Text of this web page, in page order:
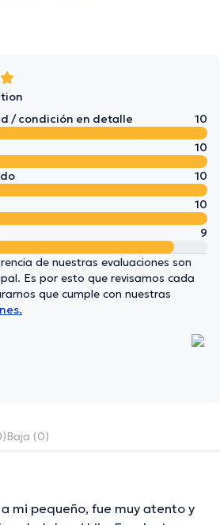
/ condición en detalle
10
10
10
10
9
de nuestras evaluaciones son
Es por esto que revisamos cada
que cumple con nuestras
Baja (0)
mi pequeño, fue muy atento y